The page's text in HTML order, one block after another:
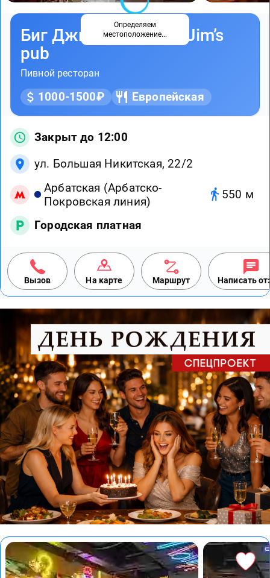
Биг Джимс паб / Big Jim’s
pub
Пивной ресторан
1000-1500₽ Европейская
Закрыт до 12:00
ул. Большая Никитская, 22/2
Арбатская (Арбатско-
Покровская линия)
550 м
Городская платная
Вызов На карте Маршрут Написать
Определяем
местоположение...